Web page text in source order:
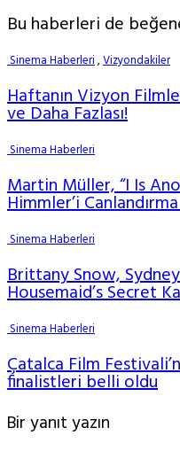
Bu haberleri de
Sinema Haberleri,Vizyondakiler
Haftanın Vizyon
ve Daha Fazlası!
Sinema Haberleri
Martin Müller, “I Is
Himmler’i
Sinema Haberleri
Brittany Snow,
Housemaid’s Secret
Sinema Haberleri
Çatalca Film
finalistleri belli oldu
Bir yanıt yazın